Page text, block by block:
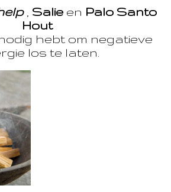
, Salie en Palo Santo
Hout
hebt om negatieve
los te laten.